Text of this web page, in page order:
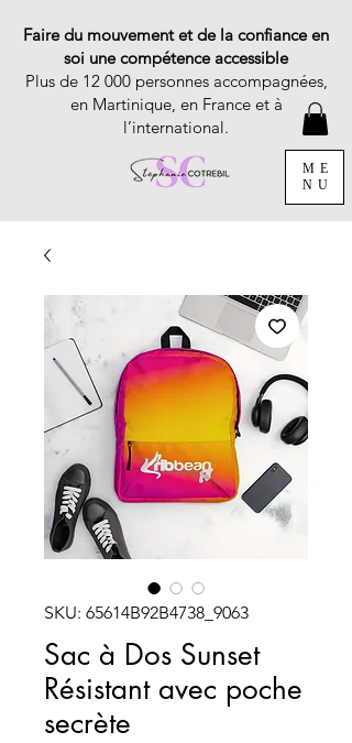
Faire du mouvement et de la confiance en
soi une compétence accessible
Plus de 12 000 personnes accompagnées,
en Martinique, en France et à
l’international.
ME
NU
SKU: 65614B92B4738_9063
Sac à Dos Sunset
Résistant avec poche
secrète